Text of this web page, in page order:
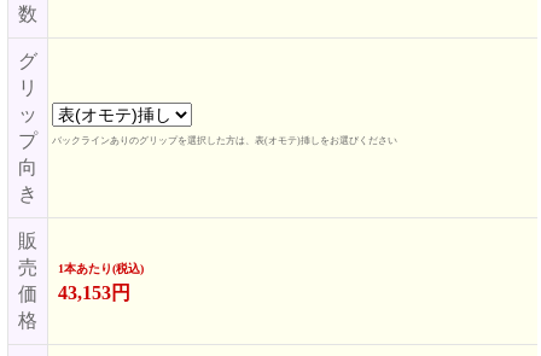
数
グ
リ
ッ
プ
向
き
バックラインありのグリップを選択した方は、表(オモテ)挿しをお選びください
販
売
価
格
1本あたり(税込)
43,153円